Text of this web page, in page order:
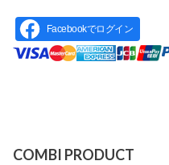
Facebookでログイン
COMBI PRODUCT